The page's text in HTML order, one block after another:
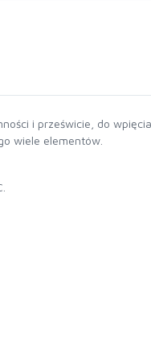
i prześwicie, do
wiele elementów.